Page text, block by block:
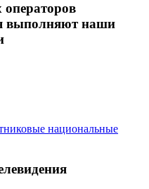
выполняют наши
национальные